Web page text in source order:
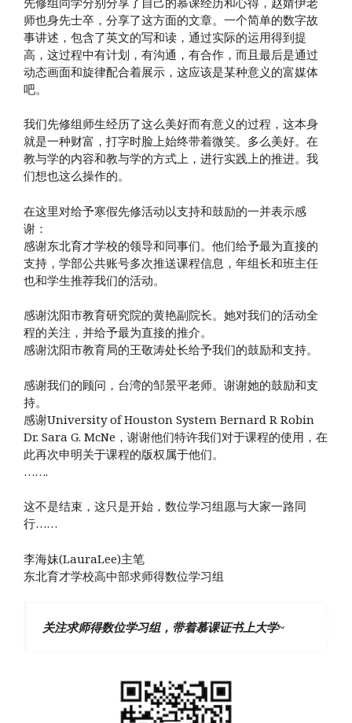
师也身先士卒，分享了这方面的文章。一个简单的数字故
事讲述，包含了英文的写和读，通过实际的运用得到提
高，这过程中有计划，有沟通，有合作，而且最后是通过
动态画面和旋律配合着展示，这应该是某种意义的富媒体
吧。
我们先修组师生经历了这么美好而有意义的过程，这本身
就是一种财富，打字时脸上始终带着微笑。多么美好。在
教与学的内容和教与学的方式上，进行实践上的推进。我
们想也这么操作的。
在这里对给予寒假先修活动以支持和鼓励的一并表示感
谢：
感谢东北育才学校的领导和同事们。他们给予最为直接的
支持，学部公共账号多次推送课程信息，年组长和班主任
也和学生推荐我们的活动。
感谢沈阳市教育研究院的黄艳副院长。她对我们的活动全
程的关注，并给予最为直接的推介。
感谢沈阳市教育局的王敬涛处长给予我们的鼓励和支持。
感谢我们的顾问，台湾的邹景平老师。谢谢她的鼓励和支
持。
感谢University of Houston System Bernard R Robin
Dr. Sara G. McNe，谢谢他们特许我们对于课程的使用，在
此再次申明关于课程的版权属于他们。
…….
这不是结束，这只是开始，数位学习组愿与大家一路同
行……
李海妹(LauraLee)主笔
东北育才学校高中部求师得数位学习组
关注求师得数位学习组，带着慕课证书上大学~